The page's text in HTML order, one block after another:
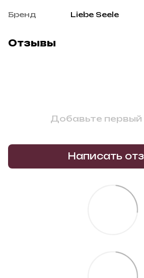
Бренд Liebe Seele
Отзывы
Добавьте первый
Написать